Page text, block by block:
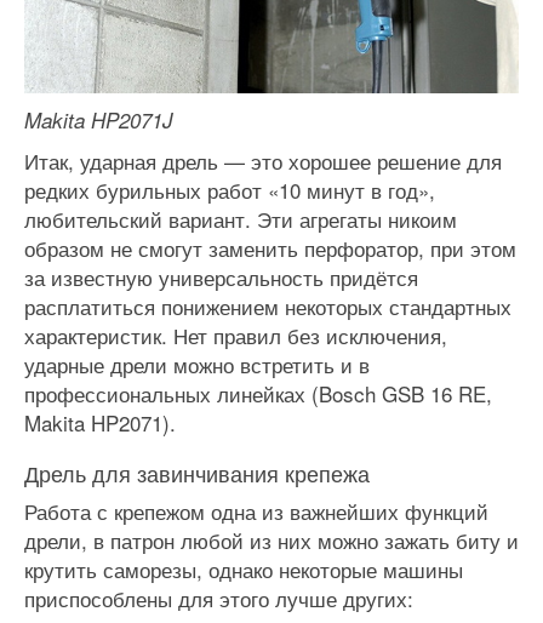
Makita HP2071J
Итак, ударная дрель — это хорошее решение для
редких бурильных работ «10 минут в год»,
любительский вариант. Эти агрегаты никоим
образом не смогут заменить перфоратор, при этом
за известную универсальность придётся
расплатиться понижением некоторых стандартных
характеристик. Нет правил без исключения,
ударные дрели можно встретить и в
профессиональных линейках (Bosch GSB 16 RE,
Makita HP2071).
Дрель для завинчивания крепежа
Работа с крепежом одна из важнейших функций
дрели, в патрон любой из них можно зажать биту и
крутить саморезы, однако некоторые машины
приспособлены для этого лучше других: